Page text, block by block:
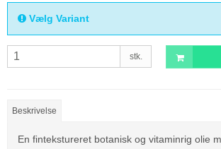
Vælg Variant
stk.
Beskrivelse
En fintekstureret botanisk og vitaminrig olie